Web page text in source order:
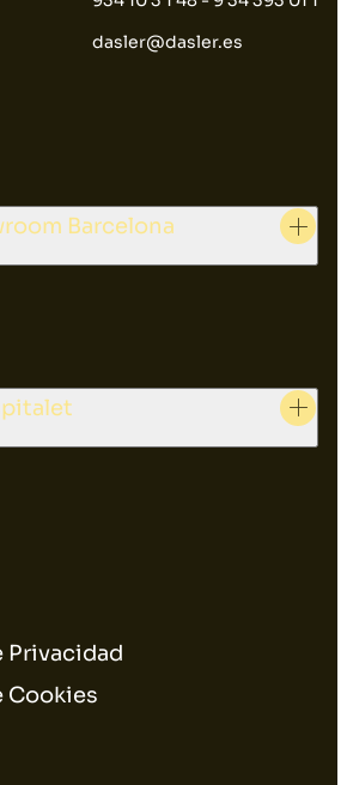
dasler@dasler.es
Privacidad
Cookies
Barcelona